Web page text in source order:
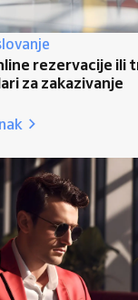
rezervacije ili
za zakazivanje